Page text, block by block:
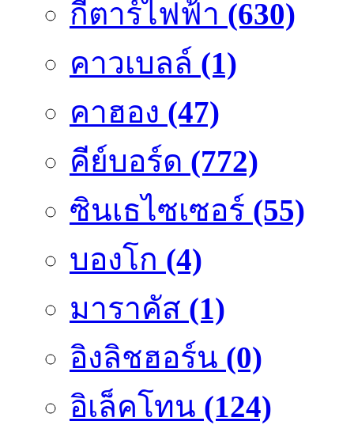
กีตาร์ไฟฟ้า (630)
คาวเบลล์ (1)
คาฮอง (47)
คีย์บอร์ด (772)
ซินเธไซเซอร์ (55)
บองโก (4)
มาราคัส (1)
อิงลิชฮอร์น (0)
อิเล็คโทน (124)